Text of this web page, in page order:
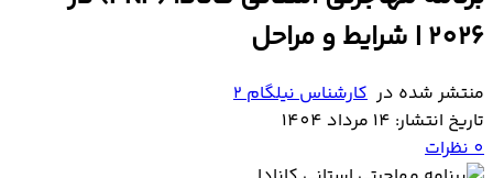
2026 | شرایط و مراحل
منتشر شده در کارشناس نیلگام 2
تاریخ انتشار: 14 مرداد 1404
0نظرات